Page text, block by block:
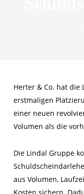
Herter & Co. hat die
erstmaligen
einer neuen
Volumen als die
Die Lindal Gruppe
aus Volumen,